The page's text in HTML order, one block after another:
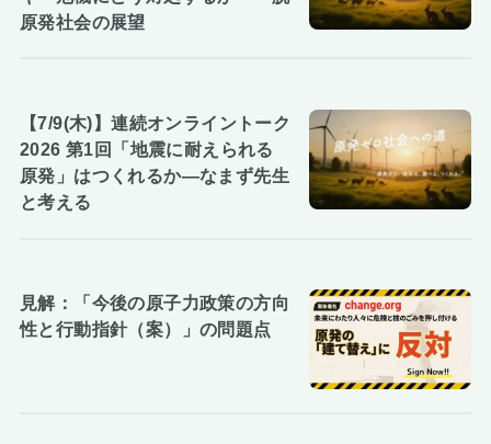
原発社会の展望
【7/9(木)】連続オンライントーク
2026 第1回「地震に耐えられる
原発」はつくれるか―なまず先生
と考える
見解：「今後の原子力政策の方向
性と行動指針（案）」の問題点